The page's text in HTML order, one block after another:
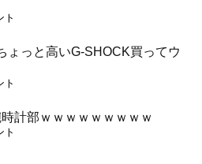
ト
ょっと高いG-SHOCK買ってウ
ト
計部ｗｗｗｗｗｗｗｗｗ
ト